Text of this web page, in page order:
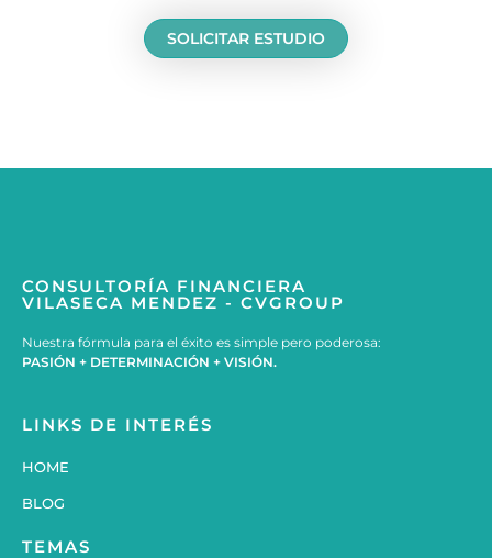
SOLICITAR ESTUDIO
CONSULTORÍA FINANCIERA
VILASECA MENDEZ - CVGROUP
Nuestra fórmula para el éxito es simple pero poderosa:
PASIÓN + DETERMINACIÓN + VISIÓN.
LINKS DE INTERÉS
HOME
BLOG
TEMAS